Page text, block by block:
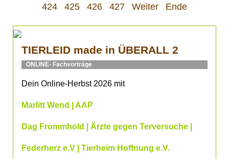
424 425 426 427 Weiter Ende
TIERLEID made in ÜBERALL 2
ONLINE- Fachvorträge
Dein Online-Herbst 2026 mit
Marlitt Wend | AAP
Dag Frommhold | Ärzte gegen Terversuche |
Federherz e.V | Tierheim Hoffnung e.V.